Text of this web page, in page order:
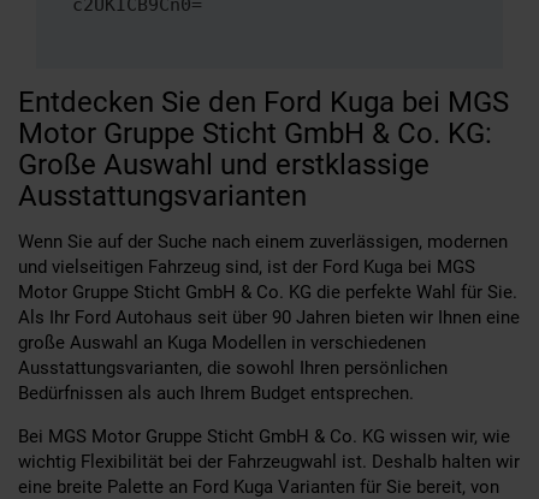
c2UKICB9Cn0=
Entdecken Sie den Ford Kuga bei MGS
Motor Gruppe Sticht GmbH & Co. KG:
Große Auswahl und erstklassige
Ausstattungsvarianten
Wenn Sie auf der Suche nach einem zuverlässigen, modernen
und vielseitigen Fahrzeug sind, ist der Ford Kuga bei MGS
Motor Gruppe Sticht GmbH & Co. KG die perfekte Wahl für Sie.
Als Ihr Ford Autohaus seit über 90 Jahren bieten wir Ihnen eine
große Auswahl an Kuga Modellen in verschiedenen
Ausstattungsvarianten, die sowohl Ihren persönlichen
Bedürfnissen als auch Ihrem Budget entsprechen.
Bei MGS Motor Gruppe Sticht GmbH & Co. KG wissen wir, wie
wichtig Flexibilität bei der Fahrzeugwahl ist. Deshalb halten wir
eine breite Palette an Ford Kuga Varianten für Sie bereit, von